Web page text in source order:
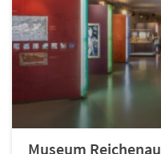
Museum Reichenau